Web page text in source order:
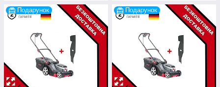
Подарунок Подарунок